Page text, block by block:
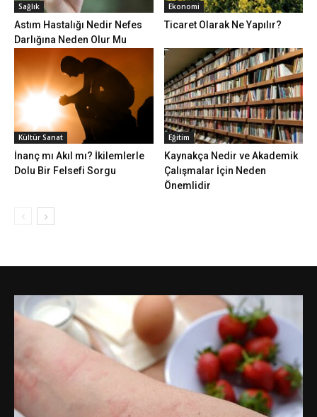
Sağlık
Astım Hastalığı Nedir Nefes
Darlığına Neden Olur Mu
Ekonomi
Ticaret Olarak Ne Yapılır?
Kültür Sanat
İnanç mı Akıl mı? İkilemlerle
Dolu Bir Felsefi Sorgu
Eğitim
Kaynakça Nedir ve Akademik
Çalışmalar İçin Neden
Önemlidir